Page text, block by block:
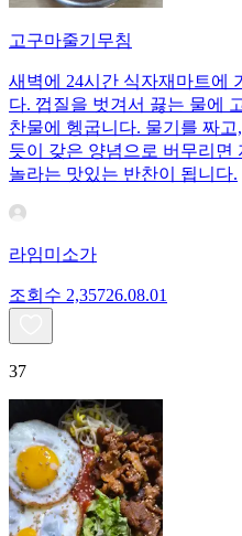
고구마줄기무침
새벽에 24시간 식자재마트에
다. 껍질을 벗겨서 끓는 물에
찬물에 헹굽니다. 물기를 짜
듯이 갖은 양념으로 버무리면
놀라는 맛있는 반찬이 됩니다.
라임미소가
조회수 2,35726.08.01
37